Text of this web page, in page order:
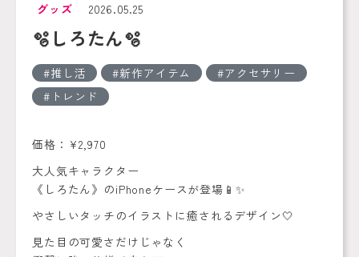
グッズ 2026.05.25
🫧しろたん🫧
推し活 新作アイテム
アクセサリー
トレンド
価格：¥2,970
大人気キャラクター
《しろたん》のiPhoneケースが登場📱✨
やさしいタッチのイラストに癒されるデザイン🤍
見た目の可愛さだけじゃなく